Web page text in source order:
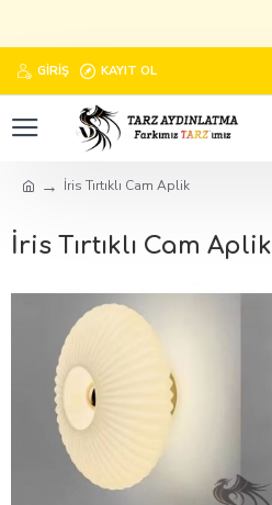
GIRIŞ KAYIT OL
İris Tırtıklı Cam Aplik
İris Tırtıklı Cam Aplik